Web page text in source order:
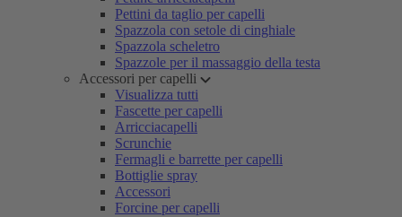
Pettini da taglio per capelli
Spazzola con setole di cinghiale
Spazzola scheletro
Spazzole per il massaggio della testa
Accessori per capelli
Visualizza tutti
Fascette per capelli
Arricciacapelli
Scrunchie
Fermagli e barrette per capelli
Bottiglie spray
Accessori
Forcine per capelli